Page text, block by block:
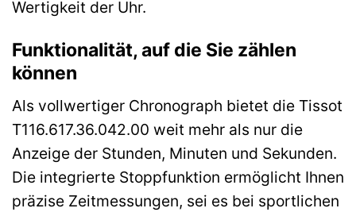
Wertigkeit der Uhr.
Funktionalität, auf die Sie zählen
können
Als vollwertiger Chronograph bietet die Tissot
T116.617.36.042.00 weit mehr als nur die
Anzeige der Stunden, Minuten und Sekunden.
Die integrierte Stoppfunktion ermöglicht Ihnen
präzise Zeitmessungen, sei es bei sportlichen